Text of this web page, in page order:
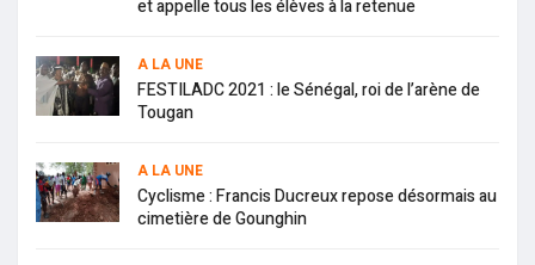
et appelle tous les élèves à la retenue
A LA UNE
FESTILADC 2021 : le Sénégal, roi de l’arène de
Tougan
A LA UNE
Cyclisme : Francis Ducreux repose désormais au
cimetière de Gounghin